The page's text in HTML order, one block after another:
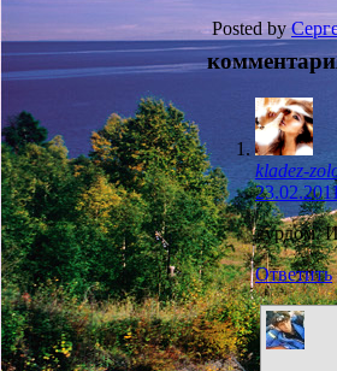
Posted by
kladez-
дурдом.
Ответить